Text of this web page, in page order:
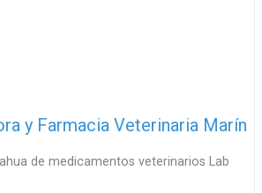
y Farmacia Veterinaria Marín
de medicamentos veterinarios Lab